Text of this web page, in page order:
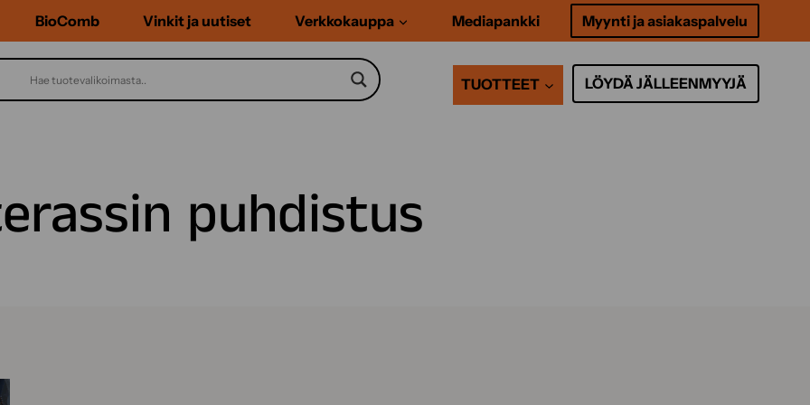
BioComb Vinkit ja uutiset Verkkokauppa Mediapankki Myynti ja asiakaspalvelu
TUOTTEET LÖYDÄ JÄLLEENMYYJÄ
puhdistus